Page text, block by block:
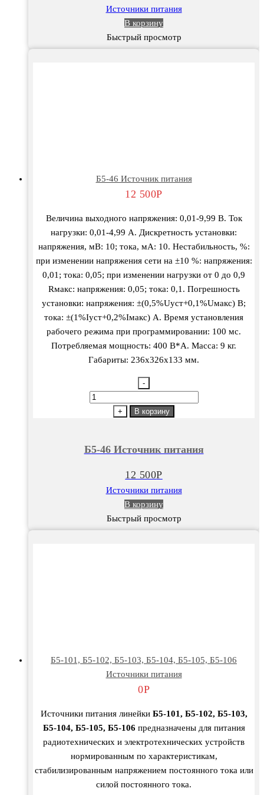
Источники питания
В корзину
Быстрый просмотр
Б5-46 Источник питания
12 500Р
Величина выходного напряжения: 0,01-9,99 В. Ток
нагрузки: 0,01-4,99 А. Дискретность установки:
напряжения, мВ: 10; тока, мА: 10. Нестабильность, %:
при изменении напряжения сети на ±10 %: напряжения:
0,01; тока: 0,05; при изменении нагрузки от 0 до 0,9
Rмакс: напряжения: 0,05; тока: 0,1. Погрешность
установки: напряжения: ±(0,5%Uуст+0,1%Uмакс) В;
тока: ±(1%Iуст+0,2%Iмакс) А. Время установления
рабочего режима при программировании: 100 мс.
Потребляемая мощность: 400 В*А. Масса: 9 кг.
Габариты: 236х326х133 мм.
-
Количество
Источник
+ В корзину
Б5-46 Источник питания
12 500Р
Источники питания
В корзину
Быстрый просмотр
Б5-101, Б5-102, Б5-103, Б5-104, Б5-105, Б5-106
Источники питания
0Р
Источники питания линейки Б5-101, Б5-102, Б5-103,
Б5-104, Б5-105, Б5-106 предназначены для питания
радиотехнических и электротехнических устройств
нормированным по характеристикам,
стабилизированным напряжением постоянного тока или
силой постоянного тока.